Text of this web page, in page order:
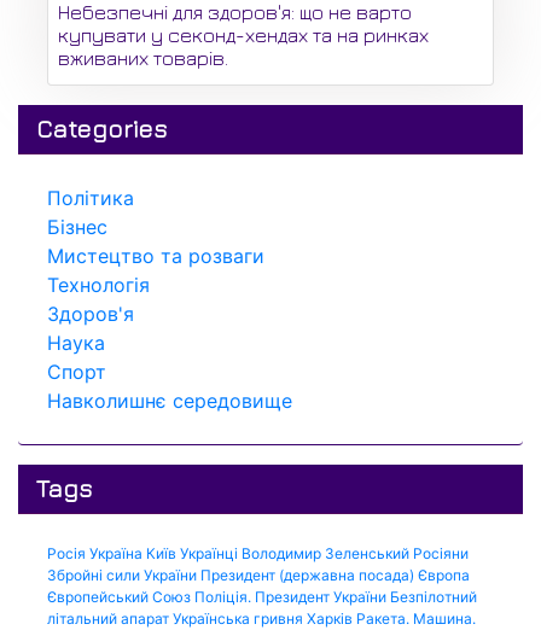
Небезпечні для здоров'я: що не варто
купувати у секонд-хендах та на ринках
вживаних товарів.
Categories
Політика
Бізнес
Мистецтво та розваги
Технологія
Здоров'я
Наука
Спорт
Навколишнє середовище
Tags
Росія Україна Київ Українці Володимир Зеленський Росіяни
Збройні сили України Президент (державна посада) Європа
Європейський Союз Поліція. Президент України Безпілотний
літальний апарат Українська гривня Харків Ракета. Машина.